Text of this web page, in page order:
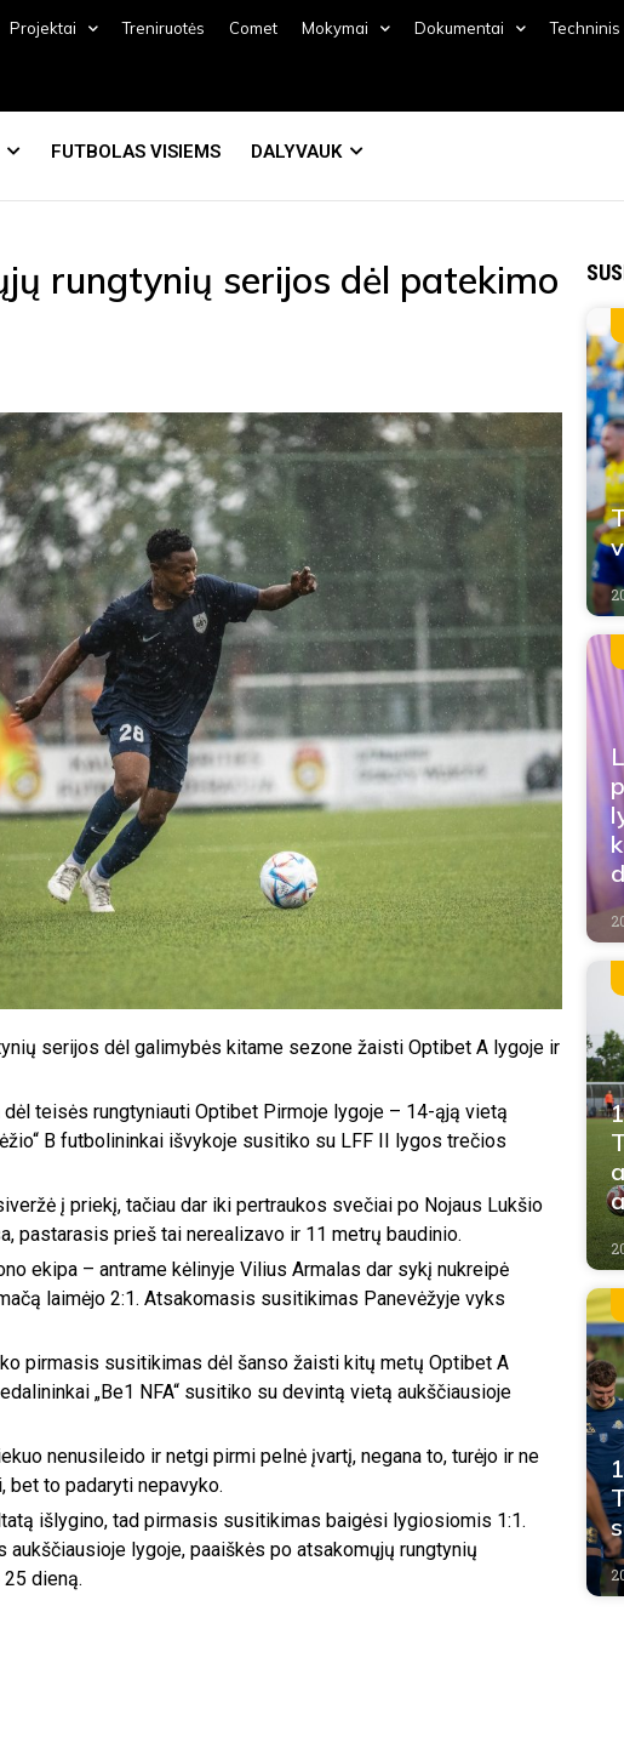
Projektai Treniruotės Comet Mokymai Dokumentai
FUTBOLAS VISIEMS DALYVAUK
rungtynių serijos dėl patekimo
serijos dėl galimybės kitame sezone žaisti Optibet A lygoje ir
teisės rungtyniauti Optibet Pirmoje lygoje – 14-ąją vietą
B futbolininkai išvykoje susitiko su LFF II lygos trečios
į priekį, tačiau dar iki pertraukos svečiai po Nojaus Lukšio
pastarasis prieš tai nerealizavo ir 11 metrų baudinio.
ekipa – antrame kėlinyje Vilius Armalas dar sykį nukreipė
laimėjo 2:1. Atsakomasis susitikimas Panevėžyje vyks
pirmasis susitikimas dėl šanso žaisti kitų metų Optibet A
„Be1 NFA“ susitiko su devintą vietą aukščiausioje
nenusileido ir netgi pirmi pelnė įvartį, negana to, turėjo ir ne
bet to padaryti nepavyko.
išlygino, tad pirmasis susitikimas baigėsi lygiosiomis 1:1.
lygoje, paaiškės po atsakomųjų rungtynių
dieną.